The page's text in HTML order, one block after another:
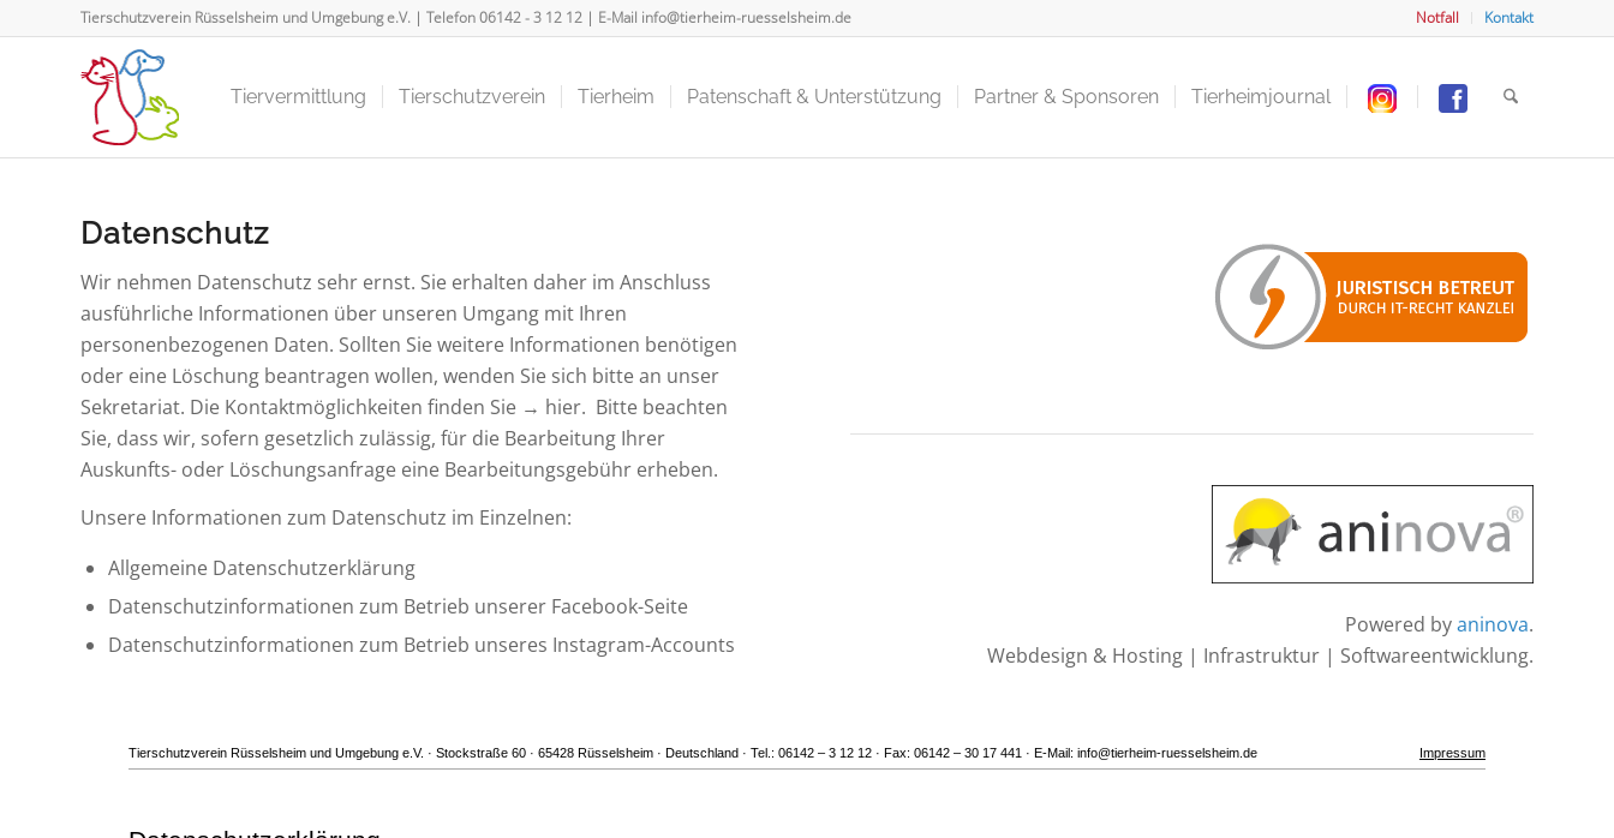
Notfall Kontakt
Tierschutzverein Rüsselsheim und Umgebung e.V. | Telefon06142 - 3 12 12 | E-Mail info@tierheim-ruesselsheim.de
Tiervermittlung Tierschutzverein Tierheim Patenschaft & Unterstützung Partner & Sponsoren Tierheimjournal
Datenschutz
Wir nehmen Datenschutz sehr ernst. Sie erhalten daher im Anschluss
ausführliche Informationen über unseren Umgang mit Ihren
personenbezogenen Daten. Sollten Sie weitere Informationen benötigen
oder eine Löschung beantragen wollen, wenden Sie sich bitte an unser
Sekretariat. Die Kontaktmöglichkeiten finden Sie → hier. Bitte beachten
Sie, dass wir, sofern gesetzlich zulässig, für die Bearbeitung Ihrer
Auskunfts- oder Löschungsanfrage eine Bearbeitungsgebühr erheben.
Unsere Informationen zum Datenschutz im Einzelnen:
Allgemeine Datenschutzerklärung
Datenschutzinformationen zum Betrieb unserer Facebook-Seite
Datenschutzinformationen zum Betrieb unseres Instagram-Accounts
Powered byaninova.
Webdesign & Hosting | Infrastruktur | Softwareentwicklung.